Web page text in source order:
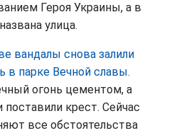
Героя Украины, а в
улица.
вандалы снова залили
в парке Вечной славы.
огонь цементом, а
крест. Сейчас
все обстоятельства